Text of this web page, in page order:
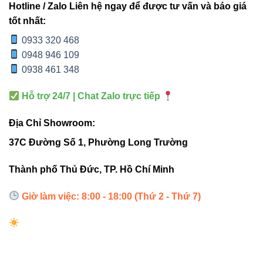
Thiết bị điện VIKI
Đèn led Skyled
“Thanh Profile PFVL-0716S/B 1,5m là giải
gian nội thất vừa và nhỏ, vừa bảo vệ đèn,
vừa mang lại ánh sáng thẩm mỹ và hiện
đại.”
Hotline / Zalo Liên hệ ngay để được tư vấn và báo giá
tốt nhất:
0933 320 468
0948 946 109
0938 461 348
Hỗ trợ 24/7 | Chat Zalo trực tiếp
Địa Chỉ Showroom:
37C Đường Số 1, Phường Long Trường
Thành phố Thủ Đức, TP. Hồ Chí Minh
Giờ làm việc: 8:00 - 18:00 (Thứ 2 - Thứ 7)